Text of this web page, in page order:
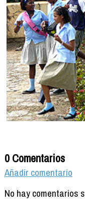
0 Comentarios
Añadir comentario
No hay comentarios